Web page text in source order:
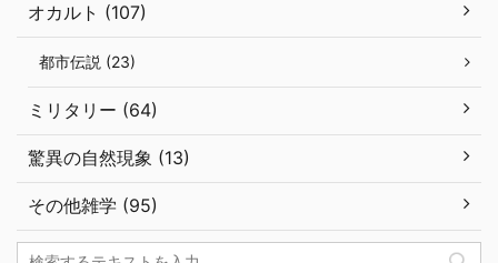
オカルト (107)
都市伝説 (23)
ミリタリー (64)
驚異の自然現象 (13)
その他雑学 (95)